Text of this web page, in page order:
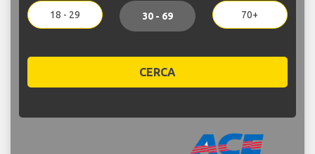
18 - 29 30 - 69 70+
CERCA